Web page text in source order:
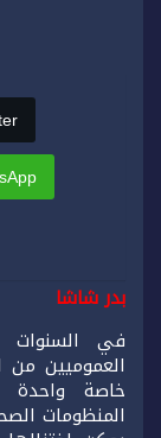
بدر شاشا
في السنوات
العموميين
خاصة واحدة
المنظومات